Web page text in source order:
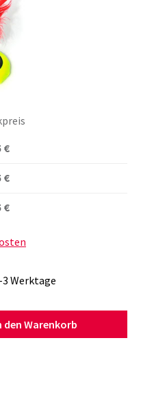
€
€
€
Werktage
gewünschten Wert
den Warenkorb